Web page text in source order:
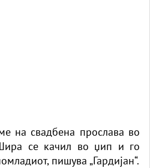
на свадбена прослава во
се качил во џип и го
пишува „Гардијан“.